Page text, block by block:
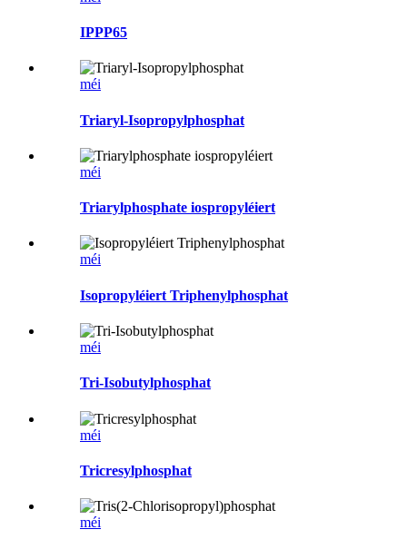
IPPP65
méi
Triaryl-Isopropylphosphat
méi
Triarylphosphate iospropyléiert
méi
Isopropyléiert Triphenylphosphat
méi
Tri-Isobutylphosphat
méi
Tricresylphosphat
méi